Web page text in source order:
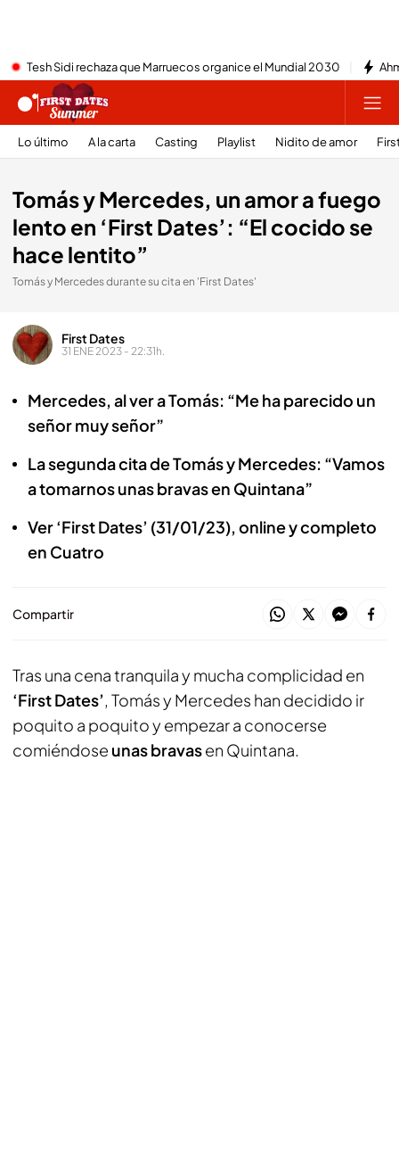
Tesh Sidi rechaza que Marruecos organice el Mundial 2030
Lo último A la carta Casting Playlist Nidito de amor
Tomás y Mercedes, un amor a fuego
lento en ‘First Dates’: “El cocido se
hace lentito”
Tomás y Mercedes durante su cita en 'First Dates'
First Dates
31 ENE 2023 - 22:31h.
Mercedes, al ver a Tomás: “Me ha parecido un
señor muy señor”
La segunda cita de Tomás y Mercedes: “Vamos
a tomarnos unas bravas en Quintana”
Ver ‘First Dates’ (31/01/23), online y completo
en Cuatro
Compartir
Tras una cena tranquila y mucha complicidad en
‘First Dates’, Tomás y Mercedes han decidido ir
poquito a poquito y empezar a conocerse
comiéndose unas bravasen Quintana.